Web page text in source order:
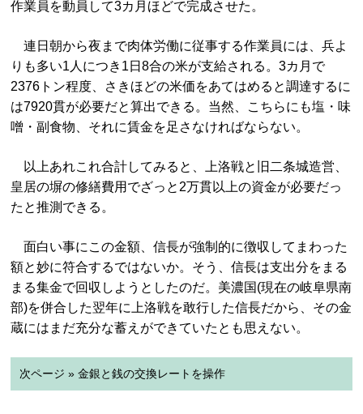
作業員を動員して3カ月ほどで完成させた。
連日朝から夜まで肉体労働に従事する作業員には、兵よ
りも多い1人につき1日8合の米が支給される。3カ月で
2376トン程度、さきほどの米価をあてはめると調達するに
は7920貫が必要だと算出できる。当然、こちらにも塩・味
噌・副食物、それに賃金を足さなければならない。
以上あれこれ合計してみると、上洛戦と旧二条城造営、
皇居の塀の修繕費用でざっと2万貫以上の資金が必要だっ
たと推測できる。
面白い事にこの金額、信長が強制的に徴収してまわった
額と妙に符合するではないか。そう、信長は支出分をまる
まる集金で回収しようとしたのだ。美濃国(現在の岐阜県南
部)を併合した翌年に上洛戦を敢行した信長だから、その金
蔵にはまだ充分な蓄えができていたとも思えない。
次ページ » 金銀と銭の交換レートを操作